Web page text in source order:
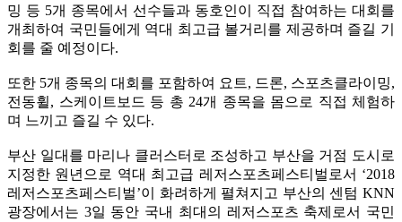
밍 등 5개 종목에서 선수들과 동호인이 직접 참여하는 대회를
개최하여 국민들에게 역대 최고급 볼거리를 제공하며 즐길 기
회를 줄 예정이다.
또한 5개 종목의 대회를 포함하여 요트, 드론, 스포츠클라이밍,
전동휠, 스케이트보드 등 총 24개 종목을 몸으로 직접 체험하
며 느끼고 즐길 수 있다.
부산 일대를 마리나 클러스터로 조성하고 부산을 거점 도시로
지정한 원년으로 역대 최고급 레저스포츠페스티벌로서 ‘2018
레저스포츠페스티벌’이 화려하게 펼쳐지고 부산의 센텀 KNN
광장에서는 3일 동안 국내 최대의 레저스포츠 축제로서 국민